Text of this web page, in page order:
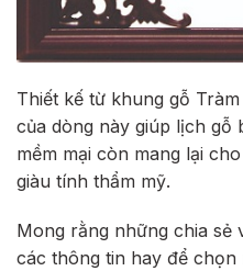
Thiết kế từ khung gỗ
của dòng này giúp lịch gỗ
mềm mại còn mang lại
giàu tính thẩm mỹ.
Mong rằng những chia sẻ
các thông tin hay để chọn